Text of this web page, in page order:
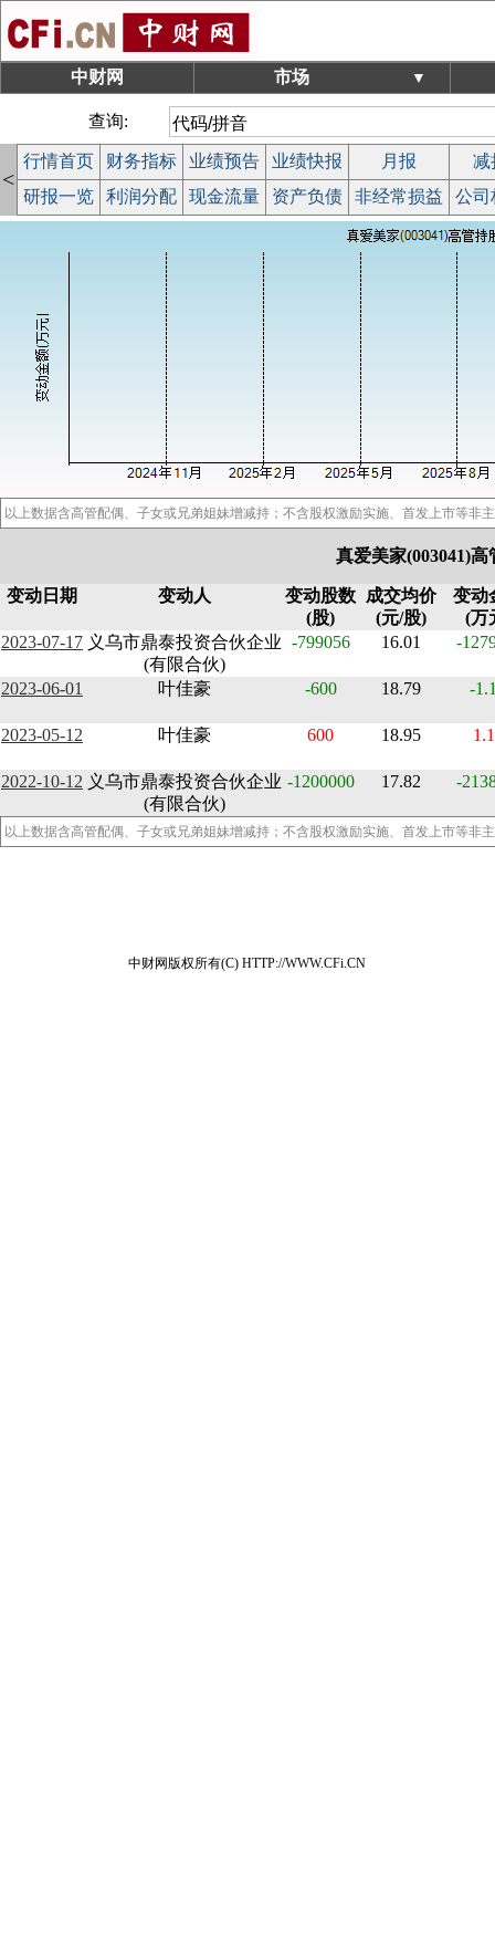
中财网 市场 ▼
查询:
<
行情首页 财务指标 业绩预告 业绩快报 月报
减
研报一览
利润分配 现金流量 资产负债 非经常损益 公司
以上数据含高管配偶、子女或兄弟姐妹增减持；不含股权激励实施、首发上市等非
真爱美家(003041)
变动日期 变动人
变动股数
(股)
成交均价
(元/股)
变动
(万
2023-07-17 义乌市鼎泰投资合伙企业
(有限合伙)
-799056 16.01 -
2023-06-01 叶佳豪 -600 18.79 -
2023-05-12 叶佳豪 600 18.95
2022-10-12 义乌市鼎泰投资合伙企业
(有限合伙)
-1200000 17.82 -
以上数据含高管配偶、子女或兄弟姐妹增减持；不含股权激励实施、首发上市等非
中财网版权所有(C) HTTP://WWW.CFi.CN